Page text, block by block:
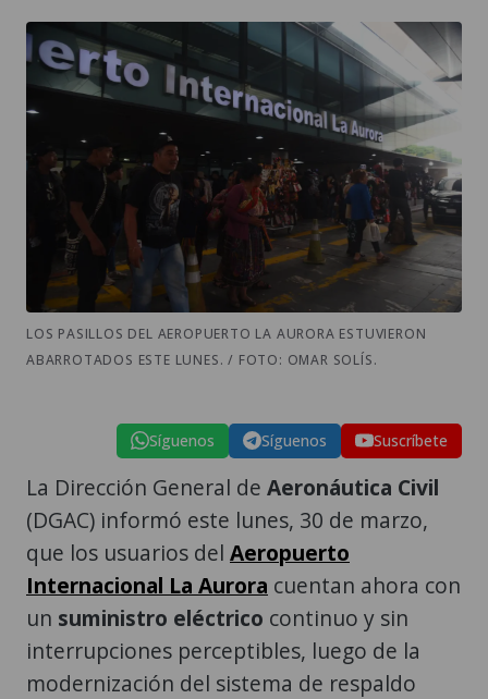
LOS PASILLOS DEL AEROPUERTO LA AURORA ESTUVIERON
ABARROTADOS ESTE LUNES. / FOTO: OMAR SOLÍS.
Síguenos Síguenos Suscríbete
La Dirección General de Aeronáutica Civil
(DGAC) informó este lunes, 30 de marzo,
que los usuarios del Aeropuerto
Internacional La Aurora cuentan ahora con
un suministro eléctrico continuo y sin
interrupciones perceptibles, luego de la
modernización del sistema de respaldo